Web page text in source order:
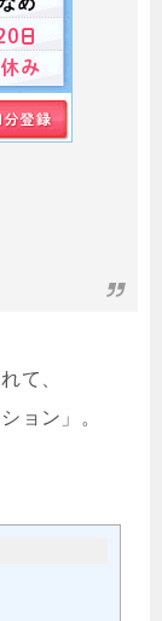
て、
ョン」。